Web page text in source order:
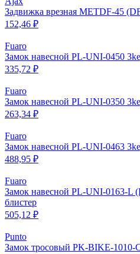
Задвижка врезная METDF-45
152,46 ₽
Fuaro
Замок навесной PL-UNI-0450
335,72 ₽
Fuaro
Замок навесной PL-UNI-0350
263,34 ₽
Fuaro
Замок навесной PL-UNI-0463
488,95 ₽
Fuaro
Замок навесной PL-UNI-0163-L
блистер
505,12 ₽
Punto
Замок тросовый PK-BIKE-1010-